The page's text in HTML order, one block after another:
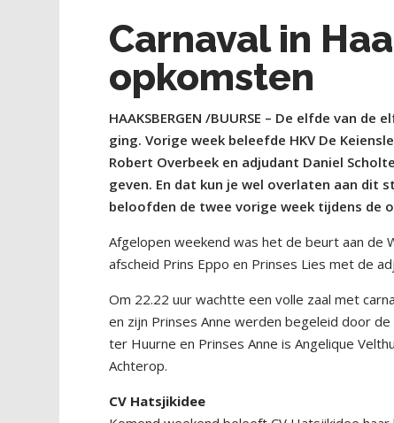
Carnaval in
opkomsten
HAAKSBERGEN /BUURSE – De elfde van de
ging. Vorige week beleefde HKV De
Robert Overbeek en adjudant Daniel
geven. En dat kun je wel overlaten aan dit
beloofden de twee vorige week tijdens de
Afgelopen weekend was het de beurt aan de
afscheid Prins Eppo en Prinses Lies met de
Om 22.22 uur wachtte een volle zaal met
en zijn Prinses Anne werden begeleid door
ter Huurne en Prinses Anne is Angelique
Achterop.
CV Hatsjikidee